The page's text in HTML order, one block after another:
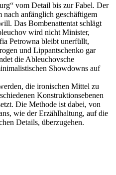
vom Detail bis zur Fabel. Der
nach anfänglich geschäftigem
Das Bombenattentat schlägt
wird nicht Minister,
Petrowna bleibt unerfüllt,
und Lippantschenko gar
die Ableuchovsche
Showdowns auf
die ironischen Mittel zu
Konstruktionsebenen
Die Methode ist dabei, von
wie der Erzählhaltung, auf die
Details, überzugehen.